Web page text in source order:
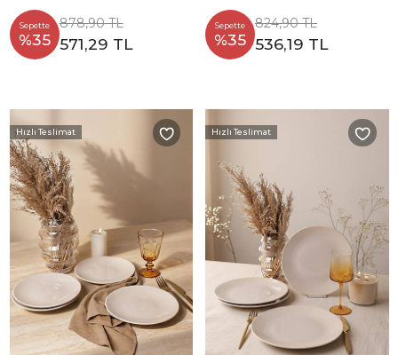
Sepette
%35
878,90 TL
571,29 TL
Sepette
%35
824,90 TL
536,19 TL
Hızlı Teslimat Hızlı Teslimat